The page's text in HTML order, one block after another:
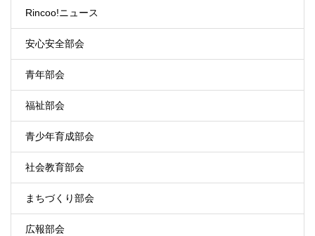
Rincoo!ニュース
安心安全部会
青年部会
福祉部会
青少年育成部会
社会教育部会
まちづくり部会
広報部会